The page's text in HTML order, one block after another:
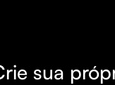
sua